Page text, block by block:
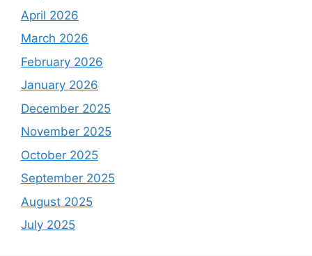
April 2026
March 2026
February 2026
January 2026
December 2025
November 2025
October 2025
September 2025
August 2025
July 2025